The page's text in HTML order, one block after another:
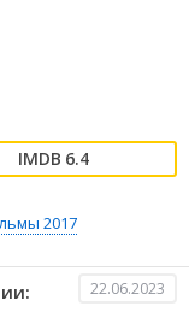
6.4
2017
22.06.2023